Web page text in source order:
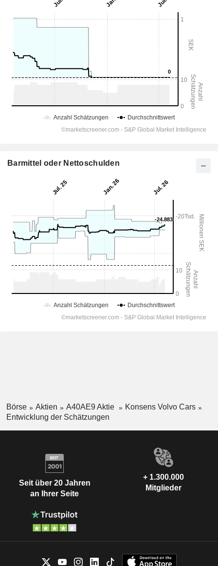
Barmittel oder Nettoschulden
Börse Aktien A40AE9 Aktie
Konsens Volvo Cars
Entwicklung der Schätzungen
Seit über 20 Jahren
an Ihrer Seite
+ 1.300.000
Mitglieder